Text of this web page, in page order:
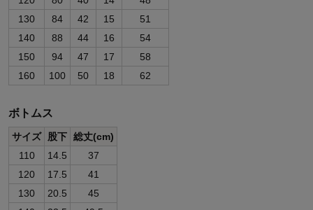
130
84 42 15
51
140
88 44 16
54
150
94 47 17
58
160
100 50 18 62
ボトムス
サイズ 股下 総丈(cm)
110
14.5
37
120
17.5
41
130
20.5
45